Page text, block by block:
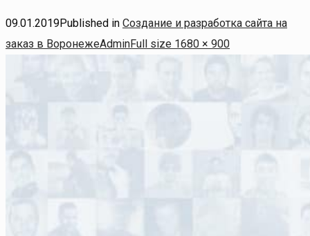
09.01.2019Published in Создание и разработка сайта на
заказ в ВоронежеAdminFull
Full size 1680 × 900